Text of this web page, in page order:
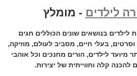
לילדים - מומלץ
לילדים בנושאים שונים הכוללים חגים
וסרטים, בעלי חיים, מסביב לעולם, מוזיקה,
מיועד לילדים, הורים מחנכים וכל אוהבי
להכנה קלה וחווייתית של יצירות.